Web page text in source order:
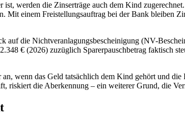
werden die Zinserträge auch dem Kind
Mit einem Freistellungsauftrag bei der Bank bleiben
auf die Nichtveranlagungsbescheinigung (NV-
€ (2026) zuzüglich Sparerpauschbetrag faktisch
wenn das Geld tatsächlich dem Kind gehört und die
riskiert die Aberkennung – ein weiterer Grund, die